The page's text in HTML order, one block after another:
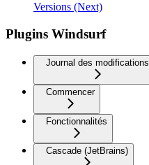
Versions (Next)
Plugins Windsurf
Journal des modifications
Commencer
Fonctionnalités
Cascade (JetBrains)